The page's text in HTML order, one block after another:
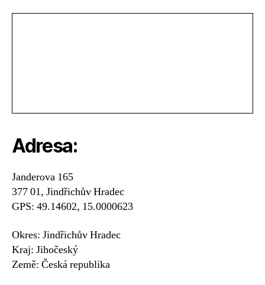
Adresa:
Janderova 165
377 01, Jindřichův Hradec
GPS: 49.14602, 15.0000623
Okres: Jindřichův Hradec
Kraj: Jihočeský
Země: Česká republika